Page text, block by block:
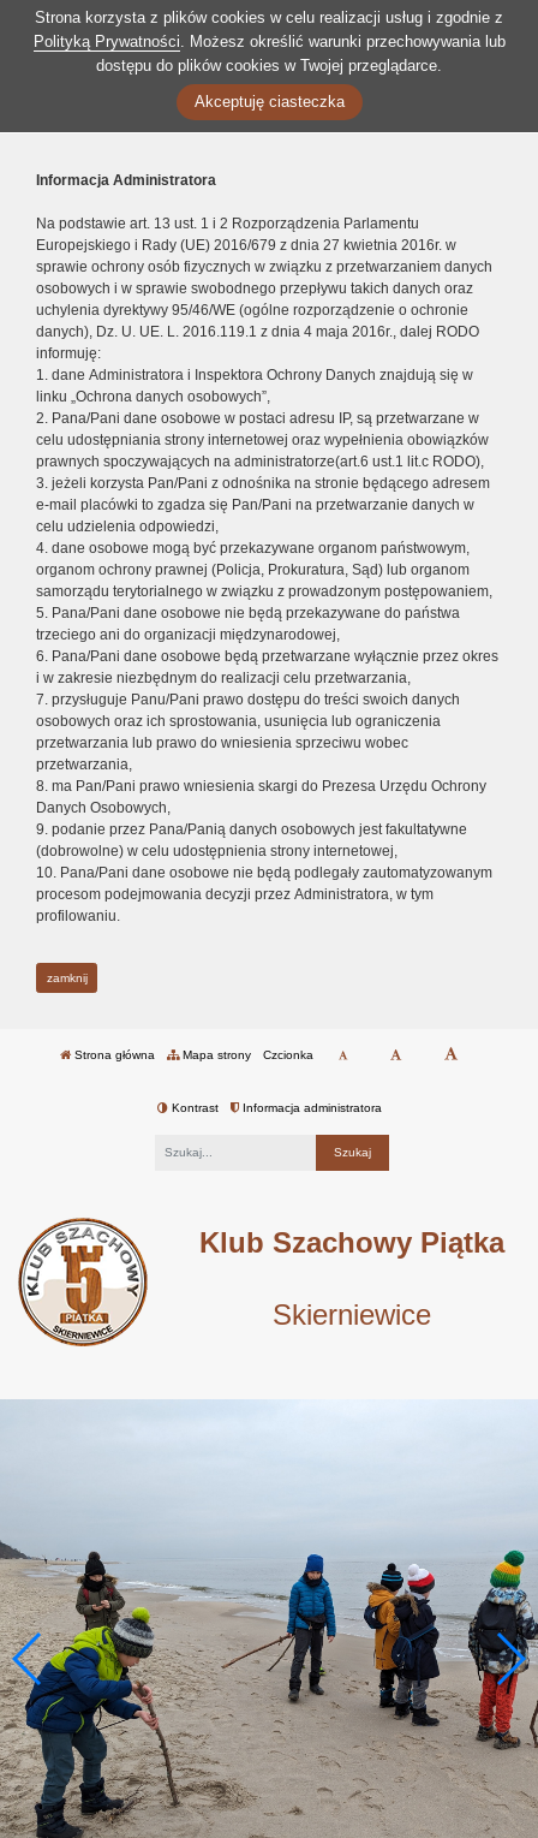
Strona korzysta z plików cookies w celu realizacji usług i zgodnie z
Polityką Prywatności. Możesz określić warunki przechowywania lub
dostępu do plików cookies w Twojej przeglądarce.
Akceptuję ciasteczka
Informacja Administratora
Na podstawie art. 13 ust. 1 i 2 Rozporządzenia Parlamentu
Europejskiego i Rady (UE) 2016/679 z dnia 27 kwietnia 2016r. w
sprawie ochrony osób fizycznych w związku z przetwarzaniem danych
osobowych i w sprawie swobodnego przepływu takich danych oraz
uchylenia dyrektywy 95/46/WE (ogólne rozporządzenie o ochronie
danych), Dz. U. UE. L. 2016.119.1 z dnia 4 maja 2016r., dalej RODO
informuję:
1. dane Administratora i Inspektora Ochrony Danych znajdują się w
linku „Ochrona danych osobowych”,
2. Pana/Pani dane osobowe w postaci adresu IP, są przetwarzane w
celu udostępniania strony internetowej oraz wypełnienia obowiązków
prawnych spoczywających na administratorze(art.6 ust.1 lit.c RODO),
3. jeżeli korzysta Pan/Pani z odnośnika na stronie będącego adresem
e-mail placówki to zgadza się Pan/Pani na przetwarzanie danych w
celu udzielenia odpowiedzi,
4. dane osobowe mogą być przekazywane organom państwowym,
organom ochrony prawnej (Policja, Prokuratura, Sąd) lub organom
samorządu terytorialnego w związku z prowadzonym postępowaniem,
5. Pana/Pani dane osobowe nie będą przekazywane do państwa
trzeciego ani do organizacji międzynarodowej,
6. Pana/Pani dane osobowe będą przetwarzane wyłącznie przez okres
i w zakresie niezbędnym do realizacji celu przetwarzania,
7. przysługuje Panu/Pani prawo dostępu do treści swoich danych
osobowych oraz ich sprostowania, usunięcia lub ograniczenia
przetwarzania lub prawo do wniesienia sprzeciwu wobec
przetwarzania,
8. ma Pan/Pani prawo wniesienia skargi do Prezesa Urzędu Ochrony
Danych Osobowych,
9. podanie przez Pana/Panią danych osobowych jest fakultatywne
(dobrowolne) w celu udostępnienia strony internetowej,
10. Pana/Pani dane osobowe nie będą podlegały zautomatyzowanym
procesom podejmowania decyzji przez Administratora, w tym
profilowaniu.
zamknij
Strona główna Mapa strony Czcionka
Kontrast Informacja administratora
Klub Szachowy Piątka
Skierniewice